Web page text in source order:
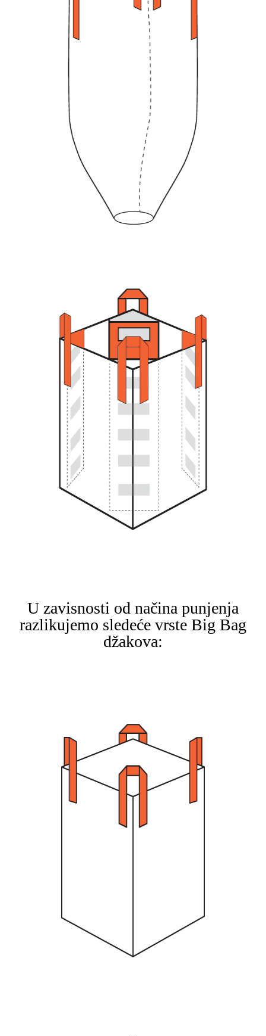
U zavisnosti od načina punjenja
razlikujemo sledeće vrste Big Bag
džakova: